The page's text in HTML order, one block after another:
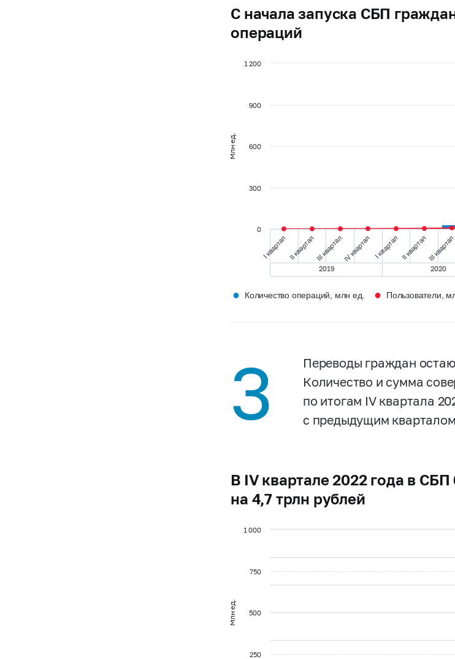
С начала запуска СБП
операций
Млн ед.
I квартал
2019
II кварталIII кварталIV квартал I квартал
2020
II кварталIII квартал
0
300
600
900
1 200
● Количество операций, млн ед. ● Пользователи,
3
Переводы граждан
Количество и сумма
по итогам IV квартала
с предыдущим
В IV квартале 2022 года в
на 4,7 трлн рублей
Млн ед.
250
500
750
1 000